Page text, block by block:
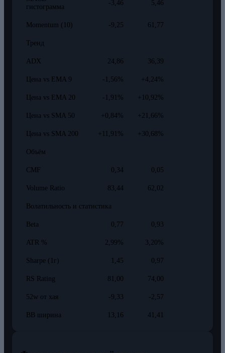
гистограмма
-3,46 5,46
Momentum (10) -9,25 61,77
Тренд
ADX 24,86 36,39
Цена vs EMA 9 -1,56% +4,24%
Цена vs EMA 20 -1,91% +10,92%
Цена vs SMA 50 +0,84% +21,66%
Цена vs SMA 200 +11,91% +30,68%
Объём
CMF 0,34 0,05
Volume Ratio 83,44 62,02
Волатильность и статистика
Beta 0,77 0,93
ATR % 2,99% 3,20%
Sharpe (1г) 1,45 0,97
RS Rating 81,00 74,00
52w от хая -9,33 -2,57
BB ширина 13,16 41,41